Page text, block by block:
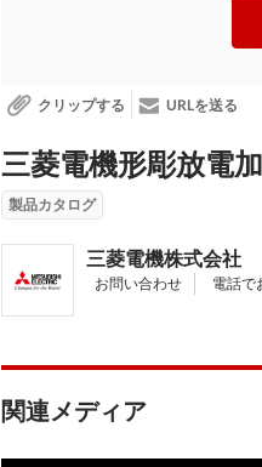
クリップする URLを送る
三菱電機形彫放電
製品カタログ
三菱電機株式会社
お問い合わせ 電話で
関連メディア